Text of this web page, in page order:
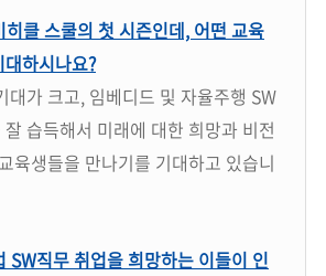
클 스쿨의 첫 시즌인데, 어떤 교육
하시나요?
대가 크고, 임베디드 및 자율주행 SW
습득해서 미래에 대한 희망과 비전
육생들을 만나기를 기대하고 있습니
SW직무 취업을 희망하는 이들이 인